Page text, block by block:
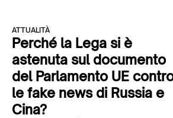
ATTUALITÀ
Perché la Lega si è
astenuta sul documento
del Parlamento UE
le fake news di Russia e
Cina?